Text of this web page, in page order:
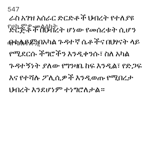
547
የሀኪምዎ መልዕክት
ባዮቴክኖሎጂ
ራስ አገዝ አሰራር ድርድቶች ህብረት የተለያዩ
ድርጅቶች በህብረት ሆነው የመሰረቱት ሲሆን
በተለይም በአካል ጉዳተኛ ሴቶችና በህፃናት ላይ
የሚደርሱ ችግሮችን እንዲቀንሱ፣ ስለ አካል
ጉዳተኝነት ያለው የግንዛቤ ከፍ እንዲል፣ የድጋፍ
እና የተሻሉ ፖሊሲዎች እንዲወጡ የሚበረታ
ህብረት እንደሆነም ተነግሮለታል።